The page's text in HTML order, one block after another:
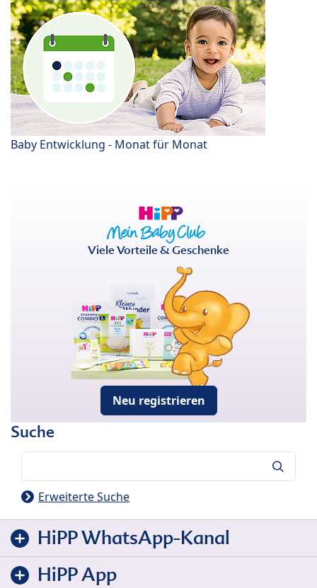
Baby Entwicklung - Monat für Monat
Viele Vorteile & Geschenke
Neu registrieren
Suche
Erweiterte Suche
HiPP WhatsApp-Kanal
HiPP App